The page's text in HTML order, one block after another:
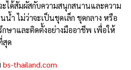
ได้สัมผัสกับความสนุกสนานและความ
ำ ไม่ว่าจะเป็นชุดเล็ก ชุดกลาง หรือ
ษาและติดตั้งอย่างมืออาชีพ เพื่อให้
สุด
bs-thailand.com